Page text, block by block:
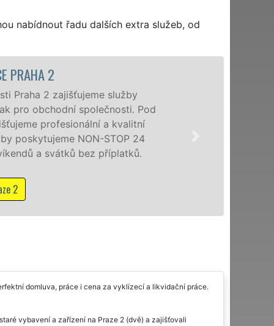
nabídnout řadu dalších extra služeb, od
služby
Pod
a kvalitní
STOP 24
příplatků.
domluva, práce i cena za vyklízecí a likvidační práce.
vybavení a zařízení na Praze 2 (dvě) a zajišťovali